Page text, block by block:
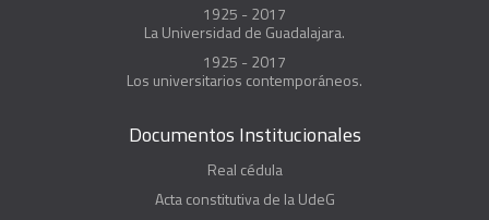
1925 - 2017
La Universidad de Guadalajara.
1925 - 2017
Los universitarios contemporáneos.
Documentos Institucionales
Real cédula
Acta constitutiva de la UdeG